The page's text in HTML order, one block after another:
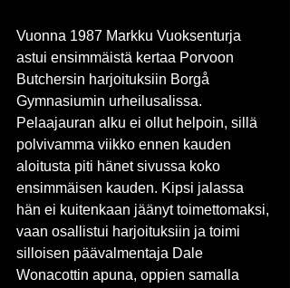
Vuonna 1987 Markku Vuoksenturja
astui ensimmäistä kertaa Porvoon
Butchersin harjoituksiin Borgå
Gymnasiumin urheilusalissa.
Pelaajauran alku ei ollut helpoin, sillä
polvivamma viikko ennen kauden
aloitusta piti hänet sivussa koko
ensimmäisen kauden. Kipsi jalassa
hän ei kuitenkaan jäänyt toimettomaksi,
vaan osallistui harjoituksiin ja toimi
silloisen päävalmentaja Dale
Wonacottin apuna, oppien samalla